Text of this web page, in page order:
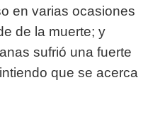
en varias ocasiones
de la muerte; y
sufrió una fuerte
que se acerca